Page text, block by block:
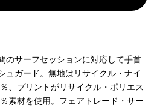
のサーフセッションに対応して手首
ュガード。無地はリサイクル・ナイ
、プリントがリサイクル・ポリエス
素材を使用。フェアトレード・サー